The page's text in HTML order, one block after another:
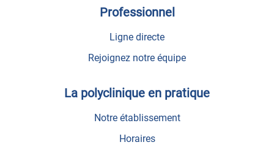
Professionnel
Ligne directe
Rejoignez notre équipe
La polyclinique en pratique
Notre établissement
Horaires